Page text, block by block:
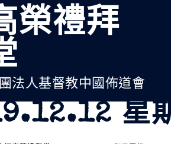
榮禮拜
法人基督教中國佈道會
星